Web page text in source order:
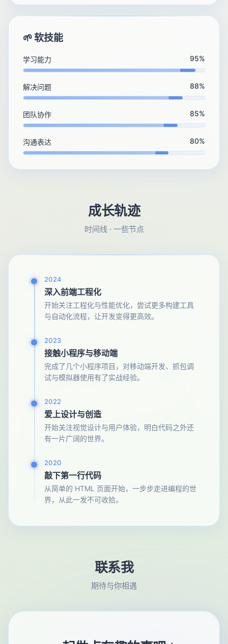
🌱 软技能
学习能力 95%
解决问题 88%
团队协作 85%
沟通表达 80%
成长轨迹
时间线 · 一些节点
2024
深入前端工程化
开始关注工程化与性能优化，尝试更多构建工具
与自动化流程，让开发变得更高效。
2023
接触小程序与移动端
完成了几个小程序项目，对移动端开发、抓包调
试与模拟器使用有了实战经验。
2022
爱上设计与创造
开始关注视觉设计与用户体验，明白代码之外还
有一片广阔的世界。
2020
敲下第一行代码
从简单的 HTML 页面开始，一步步走进编程的世
界，从此一发不可收拾。
联系我
期待与你相遇